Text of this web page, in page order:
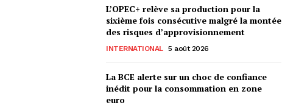
L’OPEC+ relève sa production pour la
sixième fois consécutive malgré la montée
des risques d’approvisionnement
INTERNATIONAL 5 août 2026
La BCE alerte sur un choc de confiance
inédit pour la consommation en zone
euro